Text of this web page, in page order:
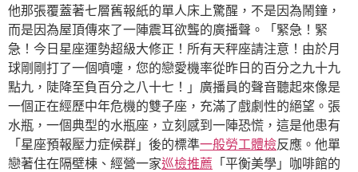
他那張覆蓋著七層舊報紙的單人床上驚醒，不是因為鬧鐘，
而是因為屋頂傳來了一陣震耳欲聾的廣播聲。「緊急！緊
急！今日星座運勢超級大修正！所有天秤座請注意！由於月
球剛剛打了一個噴嚏，您的戀愛機率從昨日的百分之九十九
點九，陡降至負百分之八十七！」廣播員的聲音聽起來像是
一個正在經歷中年危機的雙子座，充滿了戲劇性的絕望。張
水瓶，一個典型的水瓶座，立刻感到一陣恐慌，這是他患有
「星座預報壓力症候群」後的標準一般勞工體檢反應。他單
戀著住在隔壁棟、經營一家巡檢推薦 「平衡美學」咖啡館的